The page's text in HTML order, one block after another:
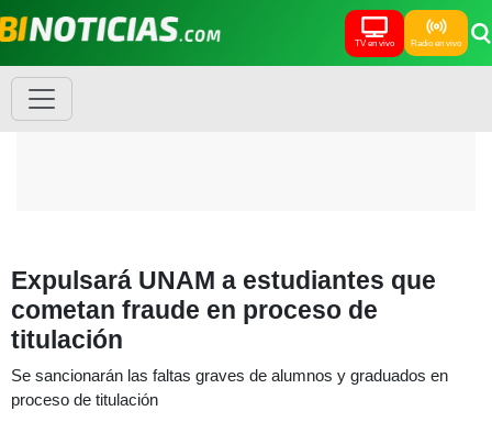
TV en vivo Radio en vivo
Expulsará UNAM a estudiantes que
cometan fraude en proceso de
titulación
Se sancionarán las faltas graves de alumnos y graduados en
proceso de titulación